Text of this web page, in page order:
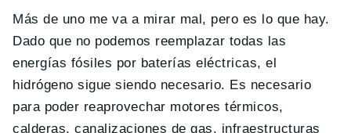
Más de uno me va a mirar mal, pero es lo que hay.
Dado que no podemos reemplazar todas las
energías fósiles por baterías eléctricas, el
hidrógeno sigue siendo necesario. Es necesario
para poder reaprovechar motores térmicos,
calderas, canalizaciones de gas, infraestructuras